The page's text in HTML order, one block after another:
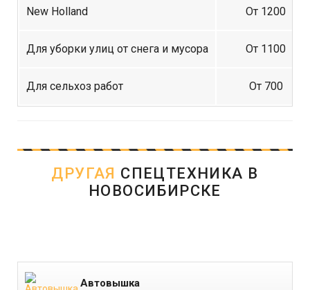
New Holland От 1200
Для уборки улиц от снега и мусора От 1100
Для сельхоз работ От 700
ДРУГАЯ СПЕЦТЕХНИКА В
НОВОСИБИРСКЕ
Автовышка